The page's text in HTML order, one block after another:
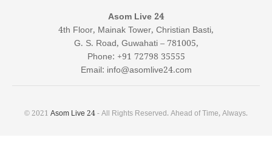
Asom Live 24
4th Floor, Mainak Tower, Christian Basti,
G. S. Road, Guwahati – 781005,
Phone: +91 72798 35555
Email: info@asomlive24.com
© 2021 Asom Live 24- All Rights Reserved. Ahead of Time, Always.